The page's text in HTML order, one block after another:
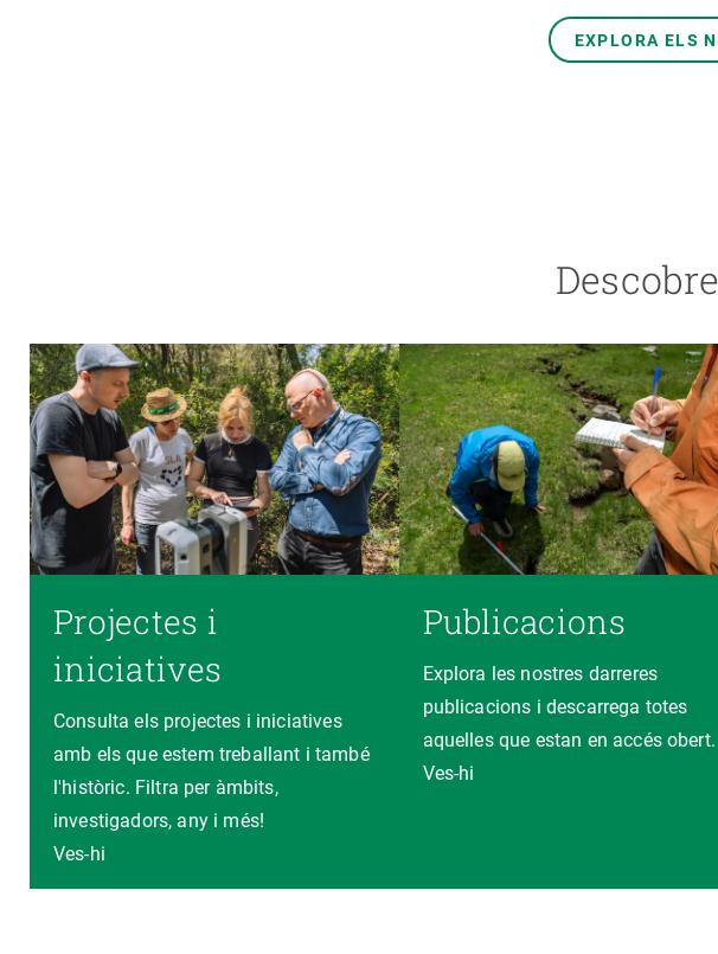
EXPLORA ELS
Projectes i
iniciatives
Consulta els projectes i iniciatives
amb els que estem treballant i també
l'històric. Filtra per àmbits,
investigadors, any i més!
Ves-hi
Publicacions
Explora les nostres darreres
publicacions i descarrega totes
aquelles que estan en accés obert.
Ves-hi